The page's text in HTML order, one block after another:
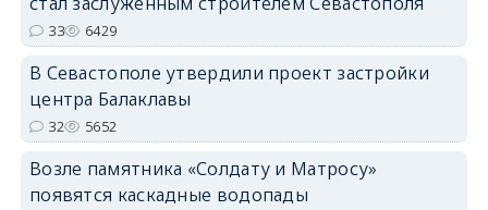
33 6429
В Севастополе утвердили проект застройки
центра Балаклавы
32 5652
Возле памятника «Солдату и Матросу»
появятся каскадные водопады